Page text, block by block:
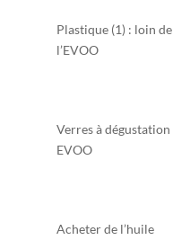
Plastique (1) : loin de
l’EVOO
Verres à dégustation
EVOO
Acheter de l’huile